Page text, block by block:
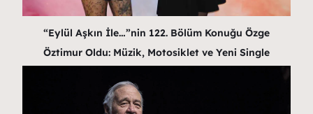
“Eylül Aşkın İle…”nin 122. Bölüm Konuğu Özge
Öztimur Oldu: Müzik, Motosiklet ve Yeni Single